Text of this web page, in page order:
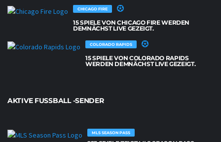
CHICAGO FIRE
15 SPIELE VON CHICAGO FIRE WERDEN
DEMNÄCHST LIVE GEZEIGT.
COLORADO RAPIDS
15 SPIELE VON COLORADO RAPIDS
WERDEN DEMNÄCHST LIVE GEZEIGT.
AKTIVE FUSSBALL -SENDER
MLS SEASON PASS